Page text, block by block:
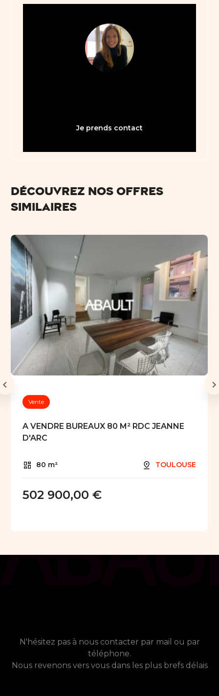
Je prends contact
Découvrez nos offres
similaires
Vente
A VENDRE BUREAUX 80 M² RDC JEANNE
D'ARC
80 m² TOULOUSE
502 900,00 €
N'hésitez pas à nous contacter par mail ou par
téléphone.
Nous revenons vers vous dans les plus brefs délais